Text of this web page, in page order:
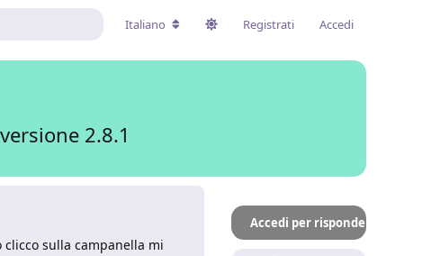
Italiano Registrati Accedi
2.8.1
Accedi per rispondere
sulla campanella mi